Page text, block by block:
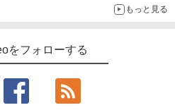
もっと見る
をフォローする